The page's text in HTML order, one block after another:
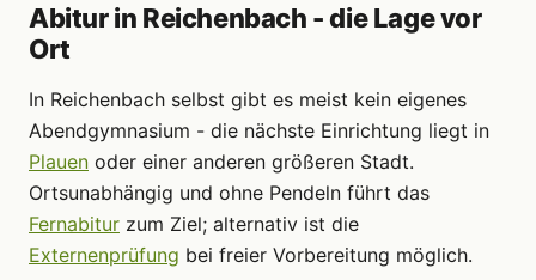
Abitur in Reichenbach - die Lage vor
Ort
In Reichenbach selbst gibt es meist kein eigenes
Abendgymnasium - die nächste Einrichtung liegt in
Plauen oder einer anderen größeren Stadt.
Ortsunabhängig und ohne Pendeln führt das
Fernabitur zum Ziel; alternativ ist die
Externenprüfung bei freier Vorbereitung möglich.